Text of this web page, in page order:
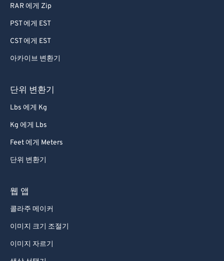
RAR 에게 Zip
PST 에게 EST
CST 에게 EST
아카이브 변환기
단위 변환기
Lbs 에게 Kg
Kg 에게 Lbs
Feet 에게 Meters
단위 변환기
웹 앱
콜라주 메이커
이미지 크기 조절기
이미지 자르기